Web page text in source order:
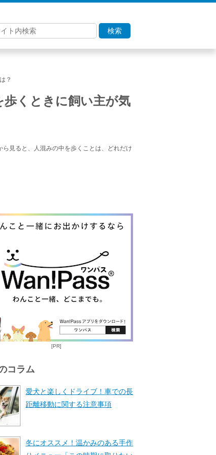
検索
？
くときに飼い主が気
見ると、人混みの中を歩くことは、どれだけ
[PR]
コラム
愛犬と楽しくドライブ！車での長
距離移動に関する注意事項
冬にオススメ！温かみのある手作